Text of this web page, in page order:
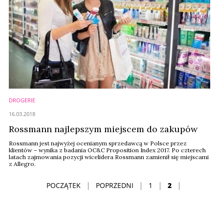
DROGERIE
Rossmann najlepszym miejscem do zakupów
Rossmann jest najwyżej ocenianym sprzedawcą w Polsce przez
klientów – wynika z badania OC&C Proposition Index 2017. Po czterech
latach zajmowania pozycji wicelidera Rossmann zamienił się miejscami
z Allegro.
16.03.2018
POCZĄTEK POPRZEDNI 1 2